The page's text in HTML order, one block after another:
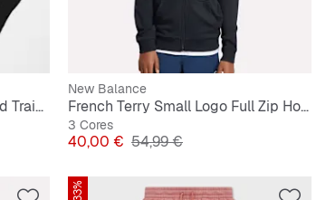
3 PACK - Everyday Cushioned Training Ankle Socks
New Balance
French Terry Small Logo Full Zip Hoodie
3 Cores
Preço
40,00 € Preço original
54,99 €
-33%